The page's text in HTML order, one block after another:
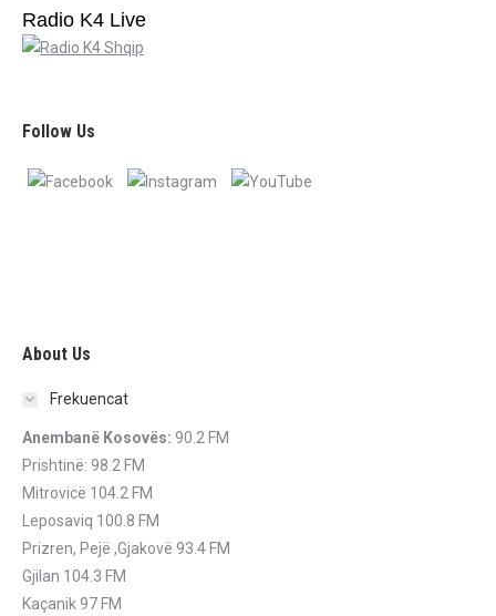
Radio K4 Live
Follow Us
About Us
Frekuencat
Anembanë Kosovës: 90.2 FM
Prishtinë: 98.2 FM
Mitrovicë 104.2 FM
Leposaviq 100.8 FM
Prizren, Pejë ,Gjakovë 93.4 FM
Gjilan 104.3 FM
Kaçanik 97 FM